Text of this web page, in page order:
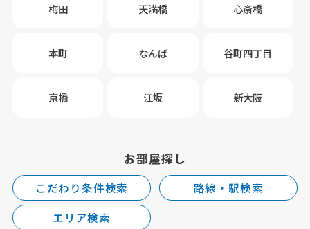
梅田 天満橋 心斎橋
本町 なんば 谷町四丁目
京橋 江坂 新大阪
お部屋探し
こだわり条件検索
路線・駅検索
エリア検索